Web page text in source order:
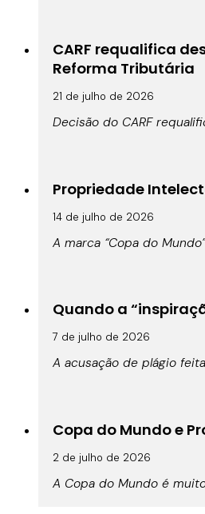
CARF requalifica
Reforma Tributária
21 de julho de 2026
Decisão do CARF
Propriedade
14 de julho de 2026
A marca “Copa do
Quando a
7 de julho de 2026
A acusação de plágio
Copa do Mundo e
2 de julho de 2026
A Copa do Mundo é